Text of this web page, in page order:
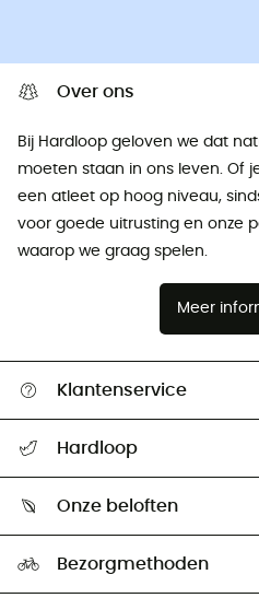
Over ons
Bij Hardloop geloven we dat
moeten staan ​​in ons leven. Of
een atleet op hoog niveau,
voor goede uitrusting en onze
waarop we graag spelen.
Meer
Klantenservice
Mijn zending volgen
Retourzendingen &
Hardloop
Ambassadeurs
Onze beloften
Bezorgmethoden